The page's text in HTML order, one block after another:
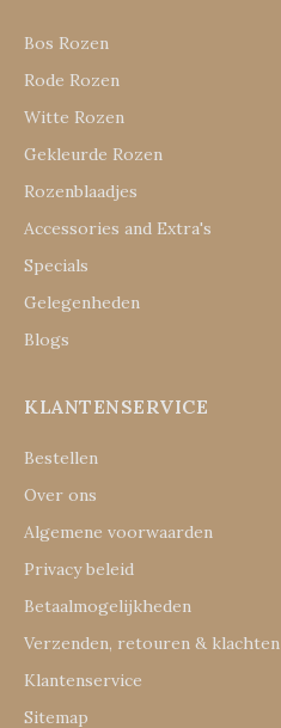
Bos Rozen
Rode Rozen
Witte Rozen
Gekleurde Rozen
Rozenblaadjes
Accessories and Extra's
Specials
Gelegenheden
Blogs
KLANTENSERVICE
Bestellen
Over ons
Algemene voorwaarden
Privacy beleid
Betaalmogelijkheden
Verzenden, retouren & klachten
Klantenservice
Sitemap